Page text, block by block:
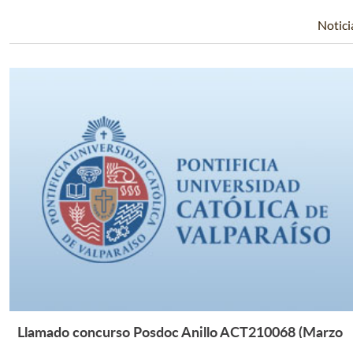
Llamado concurso Posdoc Anillo ACT210068 (Marzo